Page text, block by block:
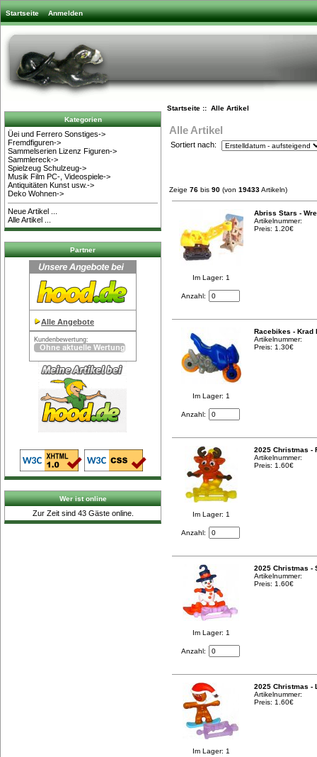
Startseite Anmelden
Kategorien
Üei und Ferrero Sonstiges->
Fremdfiguren->
Sammelserien Lizenz Figuren->
Sammlereck->
Spielzeug Schulzeug->
Musik Film PC-, Videospiele->
Antiquitäten Kunst usw.->
Deko Wohnen->
Neue Artikel ...
Alle Artikel ...
Partner
Alle Angebote
Kundenbewertung:
Wer ist online
Zur Zeit sind 43 Gäste online.
Startseite:: Alle Artikel
Alle Artikel
Sortiert nach:
Zeige 76 bis 90 (von 19433Artikeln)
Im Lager: 1
Anzahl:
Abriss Stars -
Artikelnummer:
Preis: 1.20€
Im Lager: 1
Anzahl:
Racebikes - Krad
Artikelnummer:
Preis: 1.30€
Im Lager: 1
Anzahl:
2025 Christmas -
Artikelnummer:
Preis: 1.60€
Im Lager: 1
Anzahl:
2025 Christmas -
Artikelnummer:
Preis: 1.60€
Im Lager: 1
2025 Christmas -
Artikelnummer:
Preis: 1.60€